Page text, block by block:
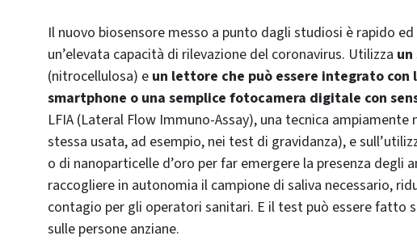
Il nuovo biosensore messo a punto dagli studiosi è rapido
un’elevata capacità di rilevazione del coronavirus. Utilizza
(nitrocellulosa) e un lettore che può essere integrato con
smartphone o una semplice fotocamera digitale con
LFIA (Lateral Flow Immuno-Assay), una tecnica
stessa usata, ad esempio, nei test di gravidanza), e
o di nanoparticelle d’oro per far emergere la presenza degli
raccogliere in autonomia il campione di saliva necessario,
contagio per gli operatori sanitari. E il test può essere fatto
sulle persone anziane.